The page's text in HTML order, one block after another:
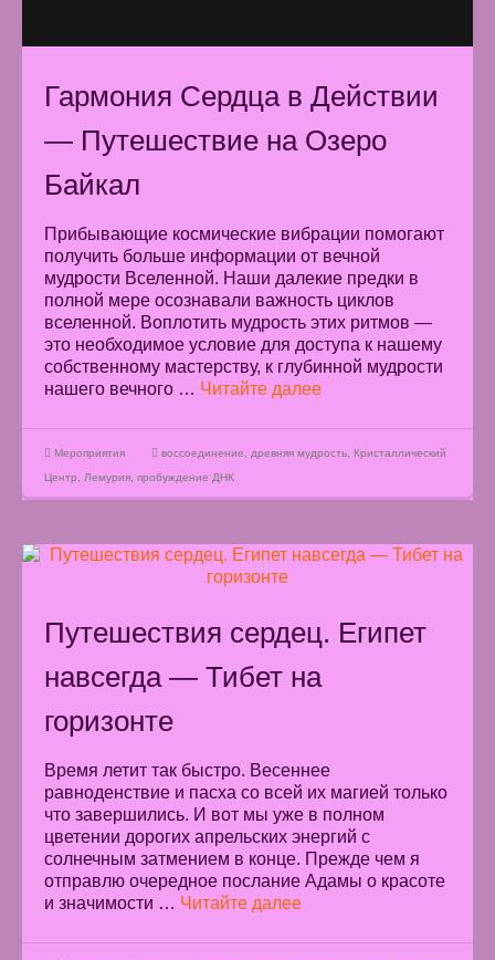
Гармония Сердца в Действии
— Путешествие на Озеро
Байкал
Прибывающие космические вибрации помогают
получить больше информации от вечной
мудрости Вселенной. Наши далекие предки в
полной мере осознавали важность циклов
вселенной. Воплотить мудрость этих ритмов —
это необходимое условие для доступа к нашему
собственному мастерству, к глубинной мудрости
нашего вечного … Читайте далее
Мероприятия воссоединение древняя мудрость
Кристаллический
Центр
Лемурия пробуждение ДНК
Путешествия сердец. Египет
навсегда — Тибет на
горизонте
Время летит так быстро. Весеннее
равноденствие и пасха со всей их магией только
что завершились. И вот мы уже в полном
цветении дорогих апрельских энергий с
солнечным затмением в конце. Прежде чем я
отправлю очередное послание Адамы о красоте
и значимости … Читайте далее